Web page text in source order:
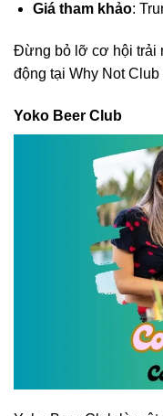
Giá tham khảo:
Đừng bỏ lỡ cơ hội trải
động tại Why Not Club
Yoko Beer Club